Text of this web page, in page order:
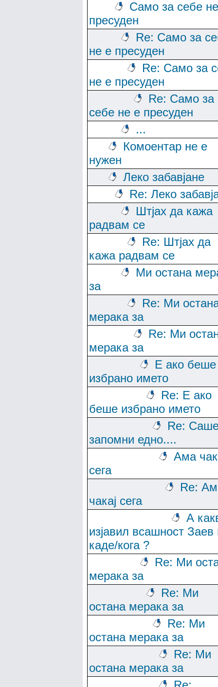
Само за себе
пресуден
Re: Само за
не е пресуден
Re: Само за
не е пресуден
Re: Само за
себе не е пресуден
...
Комоентар не е
нужен
Леко забавјане
Re: Леко
Штјах да кажа
радвам се
Re: Штјах да
кажа радвам се
Ми остана
за
Re: Ми
мерака за
Re: Ми
мерака за
Е ако беше
избрано името
Re: Е ако
беше избрано името
Re:
запомни едно....
Ама
сега
Re:
чакај сега
А
изјавил всашност Заев
каде/кога ?
Re: Ми
мерака за
Re: Ми
остана мерака за
Re: Ми
остана мерака за
Re: Ми
остана мерака за